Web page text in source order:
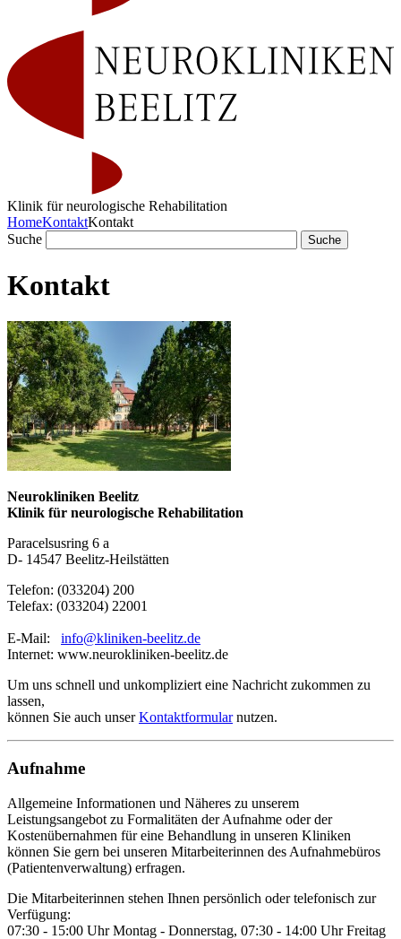
Klinik für neurologische Rehabilitation
HomeKontaktKontakt
Suche
Kontakt
Neurokliniken Beelitz
Klinik für neurologische Rehabilitation
Paracelsusring 6 a
D- 14547 Beelitz-Heilstätten
Telefon: (033204) 200
Telefax: (033204) 22001
E-Mail: info@kliniken-beelitz.de
Internet: www.neurokliniken-beelitz.de
Um uns schnell und unkompliziert eine Nachricht zukommen zu
lassen,
können Sie auch unserKontaktformularnutzen.
Aufnahme
Allgemeine Informationen und Näheres zu unserem
Leistungsangebot zu Formalitäten der Aufnahme oder der
Kostenübernahmen für eine Behandlung in unseren Kliniken
können Sie gern bei unseren Mitarbeiterinnen des Aufnahmebüros
(Patientenverwaltung) erfragen.
Die Mitarbeiterinnen stehen Ihnen persönlich oder telefonisch zur
Verfügung:
07:30 - 15:00 Uhr Montag - Donnerstag, 07:30 - 14:00 Uhr Freitag